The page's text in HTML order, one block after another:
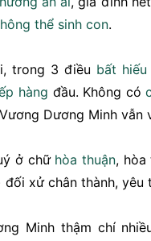
thể sinh con.
trong 3 điều bất hiếu
hàng đầu. Không có
Dương Minh vẫn
ở chữ hòa thuận, hòa
đối xử chân thành, yêu
Minh thậm chí